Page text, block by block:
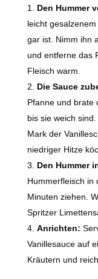
Den Hummer
leicht
gar ist. Nimm ihn
und entferne das
Fleisch warm.
Die Sauce
Pfanne und brate
bis sie weich
Mark der
niedriger Hitze
Den Hummer
Hummerfleisch in
Minuten ziehen.
Spritzer
Anrichten:
Vanillesauce auf
Kräutern und